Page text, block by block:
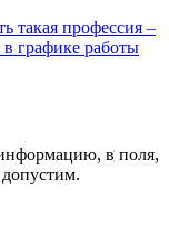
такая профессия –
графике работы
в поля,